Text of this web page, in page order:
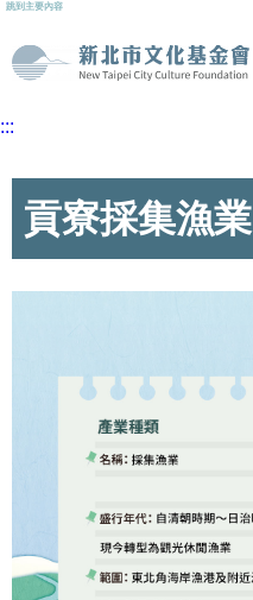
跳到主要內容
:::
貢寮採集漁業